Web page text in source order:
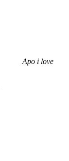
Apo i love